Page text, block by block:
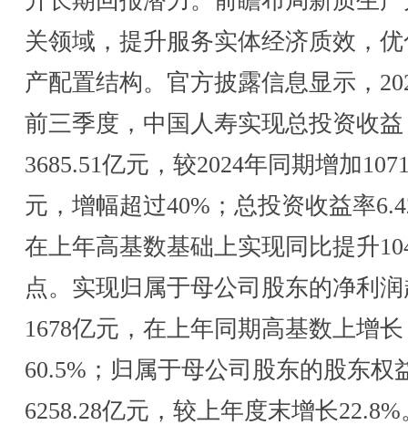
关领域，提升服务实体经济质效，
产配置结构。官方披露信息显示，
前三季度，中国人寿实现总投资收益
3685.51亿元，较2024年同期增加
元，增幅超过40%；总投资收益率
在上年高基数基础上实现同比提升
点。实现归属于母公司股东的净利
1678亿元，在上年同期高基数上增长
60.5%；归属于母公司股东的股东权
6258.28亿元，较上年度末增长22.8%